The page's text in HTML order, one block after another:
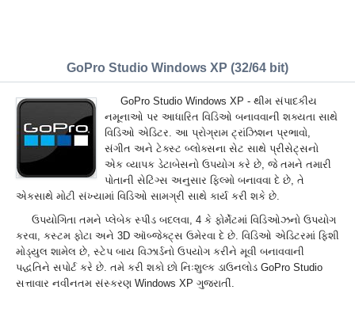
GoPro Studio Windows XP (32/64 bit)
GoPro Studio Windows XP - થીમ સંપાદકીય
નમૂનાઓ પર આધારિત વિડિઓ બનાવવાની શક્યતા સાથે
વિડિઓ એડિટર. આ પ્રોગ્રામ ટ્રાંઝિશન પ્રભાવો,
સંગીત અને ટેક્સ્ટ બ્લોક્સના સેટ સાથે પ્રીસેટ્સનો
એક વ્યાપક ડેટાબેસનો ઉપયોગ કરે છે, જે તમને તમારી
પોતાની સેટિંગ્સ અનુસાર ફિલ્મો બનાવવા દે છે, તે
એકસાથે મોટી સંખ્યામાં વિડિઓ સામગ્રી સાથે કાર્ય કરી શકે છે.
ઉપયોગિતા તમને પ્લેબેક સ્પીડ બદલવા, 4 કે ફોર્મેટમાં વિડિઓઝનો ઉપયોગ
કરવા, કસ્ટમ ફોટા અને 3D ઑબ્જેક્ટ્સ ઉમેરવા દે છે. વિડિઓ એડિટરમાં ફિશી
મોડ્યુલ શામેલ છે, સ્ટેપ બાય વિઝાર્ડનો ઉપયોગ કરીને મૂવી બનાવવાની
પદ્ધતિને સપોર્ટ કરે છે. તમે કરી શકો છો નિઃશુલ્ક ડાઉનલોડ GoPro Studio
સત્તાવાર નવીનતમ સંસ્કરણ Windows XP ગુજરાતીં.